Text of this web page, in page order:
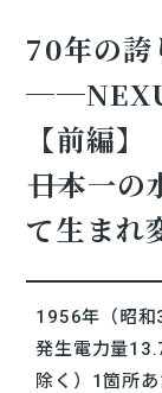
70年の誇
【前編】
――日本一
て生まれ
1956年（昭和
発生電力量
除く）1箇所